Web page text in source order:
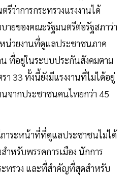
ว่าการกระทรวงแรงงานได้
ายของคณะรัฐมนตรีต่อรัฐสภาว่า
น่วยงานที่ดูแลประชาชนภาค
น ที่อยู่ในระบบประกันสังคมตาม
า 33 ทั้งนี้ยังมีแรงงานที่ไม่ได้อยู่
จากประชาชนคนไทยกว่า 45
ภาระหน้าที่ที่ดูแลประชาชนไม่ได้
ำหรับพรรคการเมือง นักการ
ะทรวง และที่สำคัญที่สุดสำหรับ